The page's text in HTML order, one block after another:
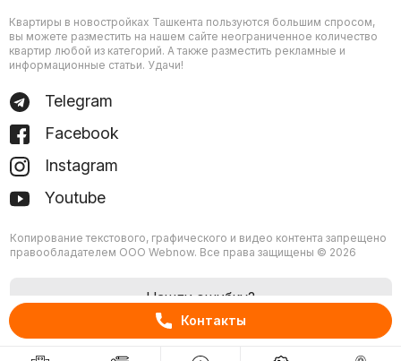
Контакты
Квартиры в новостройках Ташкента пользуются большим спросом,
вы можете разместить на нашем сайте неограниченное количество
квартир любой из категорий. А также разместить рекламные и
информационные статьи. Удачи!
Telegram
Facebook
Instagram
Youtube
Копирование текстового, графического и видео контента запрещено
правообладателем ООО Webnow. Все права защищены © 2026
Нашли ошибку?